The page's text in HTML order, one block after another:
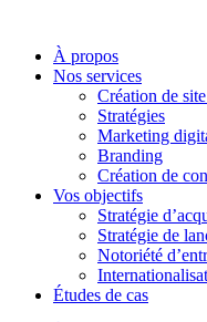
contenuÀ propos
Nos services
Création de
Stratégies
Marketing
Branding
Création de
Vos objectifs
Stratégie
Stratégie de
Notoriété
Études de cas